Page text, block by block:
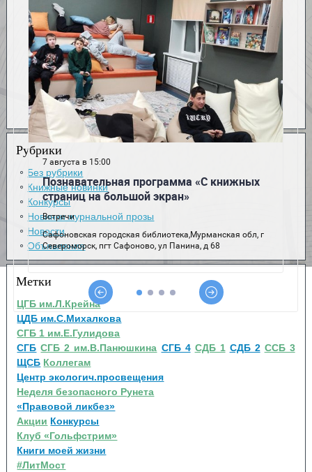
Рубрики
Без рубрики
Книжные новинки
Конкурсы
Новинки журнальной прозы
Новости
Объявления
Метки
ЦГБ им.Л.Крейна
ЦДБ им.С.Михалкова
СГБ 1 им.Е.Гулидова
СГБ СГБ 2 им.В.Панюшкина СГБ 4 СДБ 1 СДБ 2 ССБ 3
ЩСБ Коллегам
Центр экологич.просвещения
Неделя безопасного Рунета
«Правовой ликбез»
Акции Конкурсы
Клуб «Гольфстрим»
Книги моей жизни
#ЛитМост